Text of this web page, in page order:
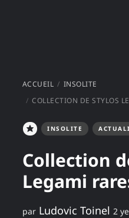
ACCUEIL
INSOLITE
COLLECTION DE STYLOS
INSOLITE
Collection
Legami
par Ludovic Toinel 2